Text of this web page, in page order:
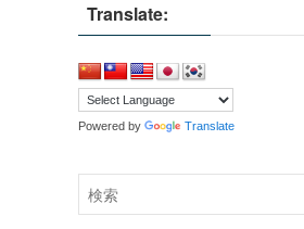
Translate:
Powered by Translate